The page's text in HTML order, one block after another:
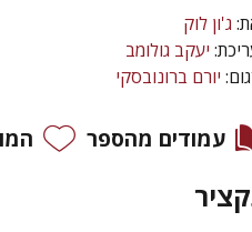
ג'ון לוק
יעקב גולומב
יורם ברונובסקי
עמודים מהספר